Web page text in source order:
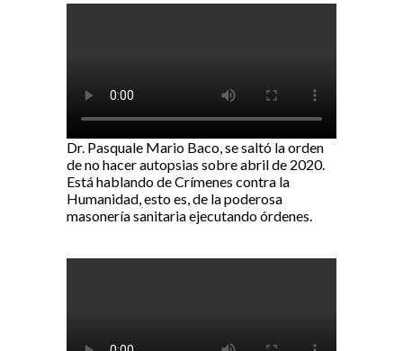
Dr. Pasquale Mario Baco, se saltó la orden
de no hacer autopsias sobre abril de 2020.
Está hablando de Crímenes contra la
Humanidad, esto es, de la poderosa
masonería sanitaria ejecutando órdenes.